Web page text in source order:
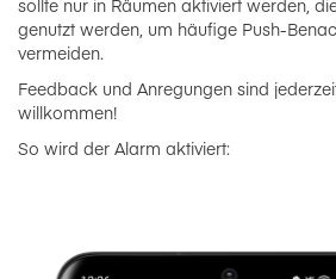
sollte nur in Räumen aktiviert werden,
genutzt werden, um häufige Push-
vermeiden.
Feedback und Anregungen sind
willkommen!
So wird der Alarm aktiviert: